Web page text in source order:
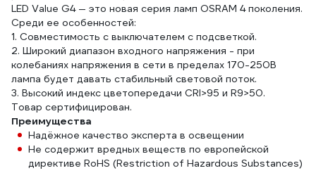
LED Value G4 — это новая серия ламп OSRAM 4 поколения.
Среди ее особенностей:
1. Совместимость с выключателем с подсветкой.
2. Широкий диапазон входного напряжения - при
колебаниях напряжения в сети в пределах 170-250В
лампа будет давать стабильный световой поток.
3. Высокий индекс цветопередачи CRI>95 и R9>50.
Товар сертифицирован.
Преимущества
Надёжное качество эксперта в освещении
Не содержит вредных веществ по европейской
директиве RoHS (Restriction of Hazardous Substances)